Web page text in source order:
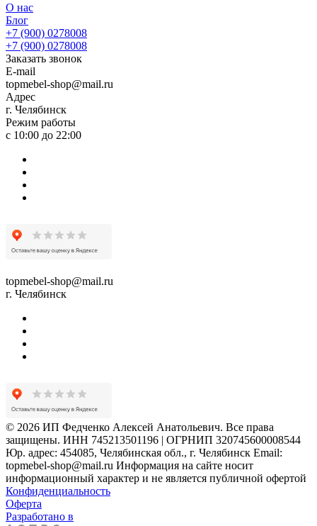
О нас
Блог
+7 (900) 0278008
+7 (900) 0278008
Заказать звонок
E-mail
topmebel-shop@mail.ru
Адрес
г. Челябинск
Режим работы
с 10:00 до 22:00
topmebel-shop@mail.ru
г. Челябинск
© 2026 ИП Федченко Алексей Анатольевич. Все права
защищены. ИНН 745213501196 | ОГРНИП 320745600008544
Юр. адрес: 454085, Челябинская обл., г. Челябинск Email:
topmebel-shop@mail.ru Информация на сайте носит
информационный характер и не является публичной офертой
Конфиденциальность
Оферта
Разработано в